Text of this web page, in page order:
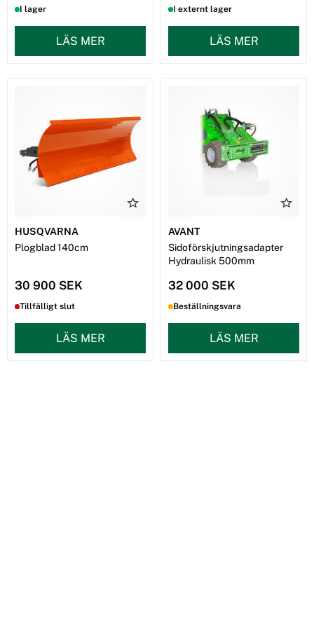
I lager
LÄS MER
I externt lager
LÄS MER
HUSQVARNA
Plogblad 140cm
30 900 SEK
Tillfälligt slut
LÄS MER
AVANT
Sidoförskjutningsadapter
Hydraulisk 500mm
32 000 SEK
Beställningsvara
LÄS MER